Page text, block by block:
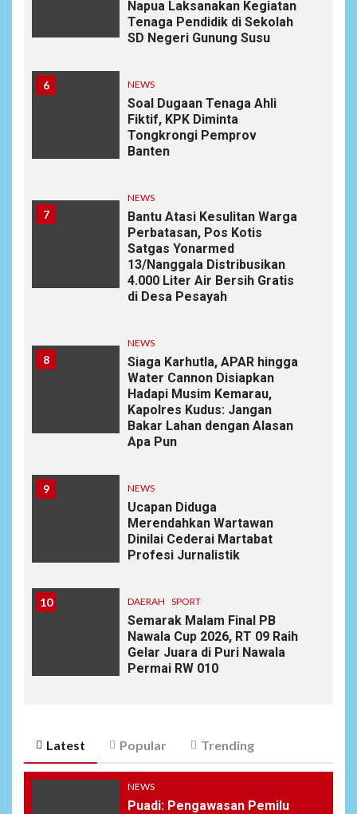
Napua Laksanakan Kegiatan
Tenaga Pendidik di Sekolah
SD Negeri Gunung Susu
6 NEWS
Soal Dugaan Tenaga Ahli
Fiktif, KPK Diminta
Tongkrongi Pemprov
Banten
7
NEWS
Bantu Atasi Kesulitan Warga
Perbatasan, Pos Kotis
Satgas Yonarmed
13/Nanggala Distribusikan
4.000 Liter Air Bersih Gratis
di Desa Pesayah
8
NEWS
Siaga Karhutla, APAR hingga
Water Cannon Disiapkan
Hadapi Musim Kemarau,
Kapolres Kudus: Jangan
Bakar Lahan dengan Alasan
Apa Pun
9 NEWS
Ucapan Diduga
Merendahkan Wartawan
Dinilai Cederai Martabat
Profesi Jurnalistik
10 DAERAH SPORT
Semarak Malam Final PB
Nawala Cup 2026, RT 09 Raih
Gelar Juara di Puri Nawala
Permai RW 010
Latest Popular Trending
NEWS
Puadi: Pengawasan Pemilu